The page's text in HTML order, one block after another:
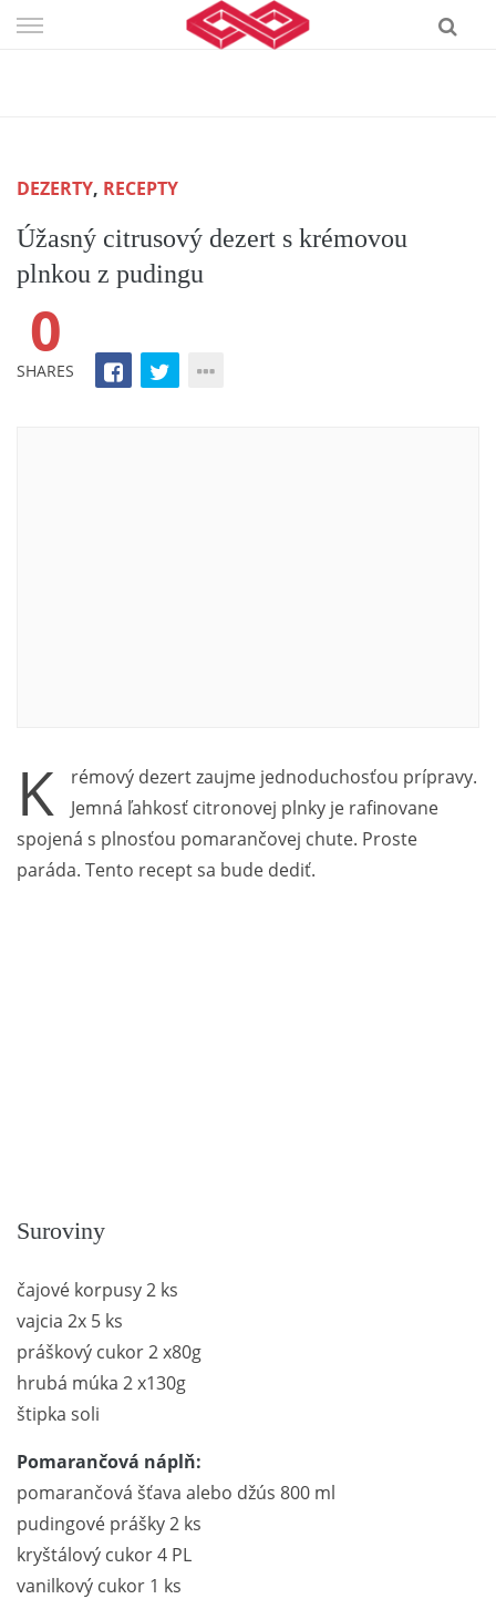
Skip
DEZERTY, RECEPTY
Úžasný citrusový dezert s krémovou
plnkou z pudingu
0
SHARES
K
rémový dezert zaujme jednoduchosťou prípravy.
Jemná ľahkosť citronovej plnky je rafinovane
spojená s plnosťou pomarančovej chute. Proste
paráda. Tento recept sa bude dediť.
Suroviny
čajové korpusy 2 ks
vajcia 2x 5 ks
práškový cukor 2 x80g
hrubá múka 2 x130g
štipka soli
Pomarančová náplň:
pomarančová šťava alebo džús 800 ml
pudingové prášky 2 ks
kryštálový cukor 4 PL
vanilkový cukor 1 ks